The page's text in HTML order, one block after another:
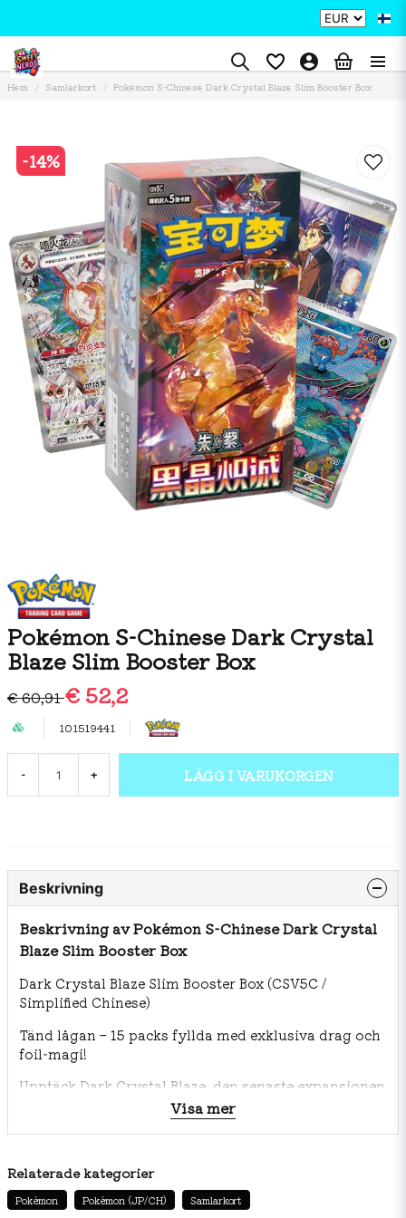
Hem Samlarkort Pokémon S-Chinese Dark Crystal Blaze Slim Booster Box
-14%
Pokémon S-Chinese Dark Crystal
Blaze Slim Booster Box
€ 60,91€ 52,2
101519441
- + LÄGG I VARUKORGEN
Beskrivning
Beskrivning av Pokémon S-Chinese Dark Crystal
Blaze Slim Booster Box
Dark Crystal Blaze Slim Booster Box (CSV5C /
Simplified Chinese)
Tänd lågan – 15 packs fyllda med exklusiva drag och
foil‑magi!
Upptäck Dark Crystal Blaze, den senaste expansionen
i Scarlet & Violet‑eran, i den kompakta slim
booster‑utgåvan. Boxen innehåller 15 packs – perfekt
Visa mer
Relaterade kategorier
Pokémon Pokémon (JP/CH) Samlarkort